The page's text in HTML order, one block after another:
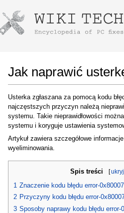
Jak naprawić
Usterka zgłaszana za pomocą kodu
najczęstszych przyczyn należą
systemu. Takie nieprawidłowości
systemu i koryguje ustawienia
Artykuł zawiera szczegółowe
wyeliminowania.
Spis treści [ukryj
1 Znaczenie kodu błędu error-
2 Przyczyny kodu błędu error-
3 Sposoby naprawy kodu błędu error-
for downloading
downloaded file link